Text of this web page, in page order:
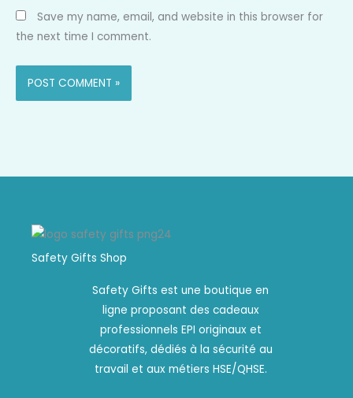
Save my name, email, and website in this browser for
the next time I comment.
Safety Gifts Shop
Safety Gifts est une boutique en
ligne proposant des cadeaux
professionnels EPI originaux et
décoratifs, dédiés à la sécurité au
travail et aux métiers HSE/QHSE.